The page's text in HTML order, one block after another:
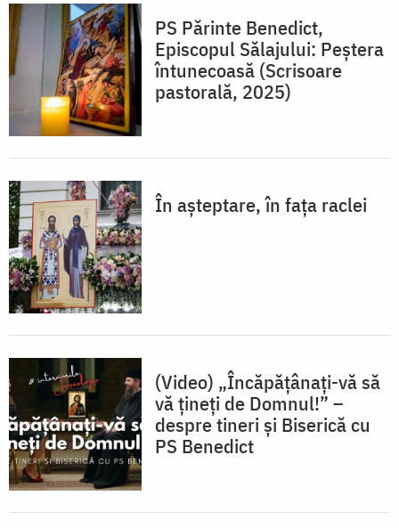
PS Părinte Benedict,
Episcopul Sălajului: Peștera
întunecoasă (Scrisoare
pastorală, 2025)
În așteptare, în fața raclei
(Video) „Încăpățânați-vă să
vă țineți de Domnul!” –
despre tineri și Biserică cu
PS Benedict